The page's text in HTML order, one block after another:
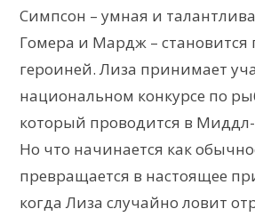
Симпсон – умная и
Гомера и Мардж – становится
героиней. Лиза принимает
национальном конкурсе по
который проводится в
Но что начинается как
превращается в настоящее
когда Лиза случайно ловит